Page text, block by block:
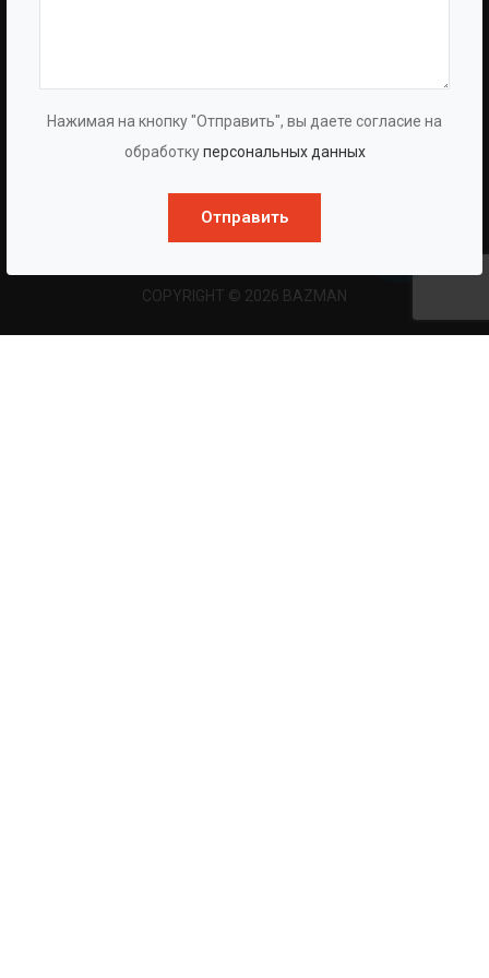
Нажимая на кнопку "Отправить", вы даете согласие на
обработкуперсональных данных
Отправить
Ольга Кравченко
Здравствуйте! Готова помочь
вас появятся вопросы.
COPYRIGHT © 2026 BAZMAN